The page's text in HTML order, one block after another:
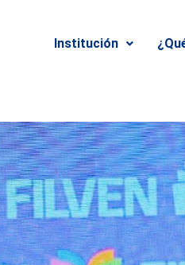
Institución